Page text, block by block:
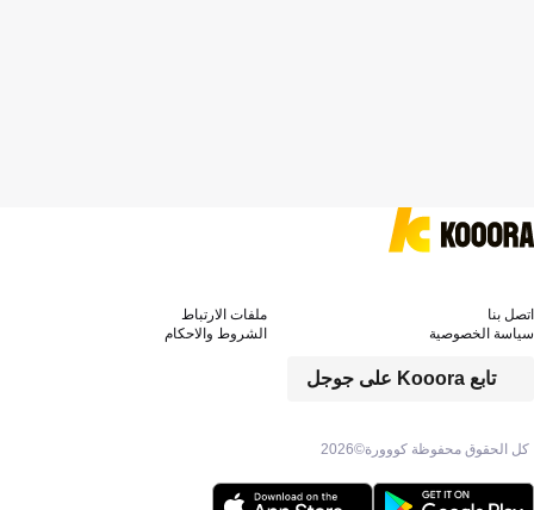
كل الحقوق محفوظة كووورة©2026
تابع Kooora على جوجل
اتصل بنا
ملفات الارتباط
سياسة الخصوصية
الشروط والاحكام